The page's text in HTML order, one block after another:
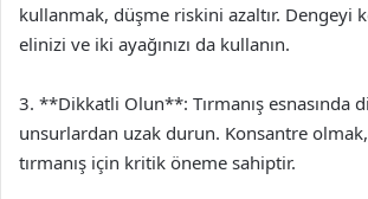
kullanmak, düşme riskini azaltır. Dengeyi
elinizi ve iki ayağınızı da kullanın.
3. **Dikkatli Olun**: Tırmanış esnasında
unsurlardan uzak durun. Konsantre
tırmanış için kritik öneme sahiptir.